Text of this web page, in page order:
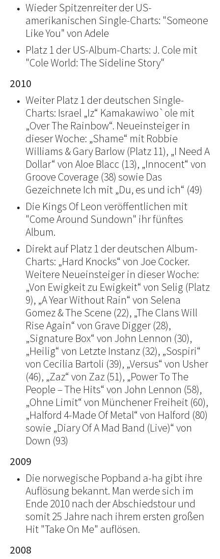
Wieder Spitzenreiter der US-
amerikanischen Single-Charts: "Someone
Like You" von Adele
Platz 1 der US-Album-Charts: J. Cole mit
"Cole World: The Sideline Story"
2010
Weiter Platz 1 der deutschen Single-
Charts: Israel „Iz“ Kamakawiwo`ole mit
„Over The Rainbow“. Neueinsteiger in
dieser Woche: „Shame“ mit Robbie
Williams & Gary Barlow (Platz 11), „I Need A
Dollar“ von Aloe Blacc (13), „Innocent“ von
Groove Coverage (38) sowie Das
Gezeichnete Ich mit „Du, es und ich“ (49)
Die Kings Of Leon veröffentlichen mit
"Come Around Sundown" ihr fünftes
Album.
Direkt auf Platz 1 der deutschen Album-
Charts: „Hard Knocks“ von Joe Cocker.
Weitere Neueinsteiger in dieser Woche:
„Von Ewigkeit zu Ewigkeit“ von Selig (Platz
9), „A Year Without Rain“ von Selena
Gomez & The Scene (22), „The Clans Will
Rise Again“ von Grave Digger (28),
„Signature Box“ von John Lennon (30),
„Heilig“ von Letzte Instanz (32), „Sospiri“
von Cecilia Bartoli (39), „Versus“ von Usher
(46), „Zaz“ von Zaz (51), „Power To The
People – The Hits“ von John Lennon (58),
„Ohne Limit“ von Münchener Freiheit (60),
„Halford 4-Made Of Metal“ von Halford (80)
sowie „Diary Of A Mad Band (Live)“ von
Down (93)
2009
Die norwegische Popband a-ha gibt ihre
Auflösung bekannt. Man werde sich im
Ende 2010 nach der Abschiedstour und
somit 25 Jahre nach ihrem ersten großen
Hit "Take On Me" auflösen.
2008